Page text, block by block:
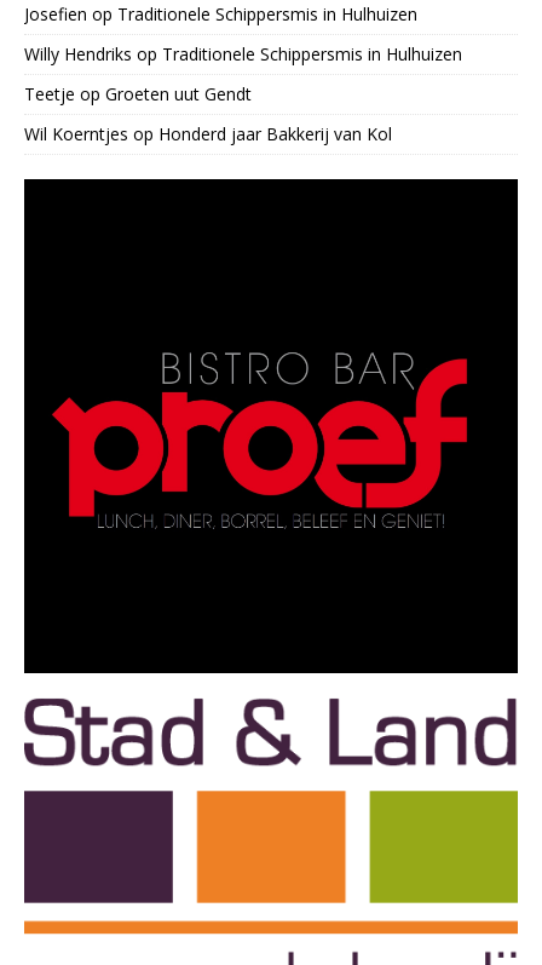
Josefien op Traditionele Schippersmis in Hulhuizen
Willy Hendriks op Traditionele Schippersmis in Hulhuizen
Teetje op Groeten uut Gendt
Wil Koerntjes op Honderd jaar Bakkerij van Kol